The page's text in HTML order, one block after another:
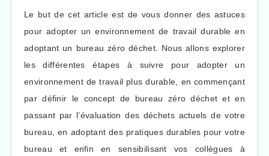
Le but de cet article est de vous donner des astuces
pour adopter un environnement de travail durable en
adoptant un bureau zéro déchet. Nous allons explorer
les différentes étapes à suivre pour adopter un
environnement de travail plus durable, en commençant
par définir le concept de bureau zéro déchet et en
passant par l’évaluation des déchets actuels de votre
bureau, en adoptant des pratiques durables pour votre
bureau et enfin en sensibilisant vos collègues à